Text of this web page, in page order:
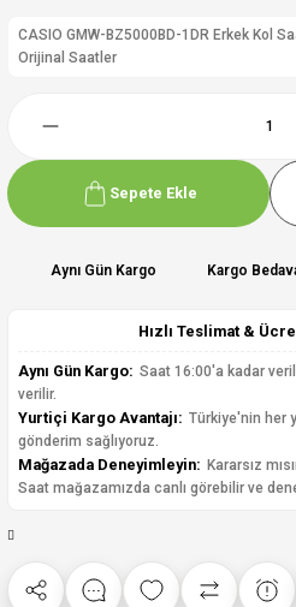
CASIO GMW-BZ5000BD-1DR Erkek Kol
Orijinal Saatler
Sepete Ekle
Aynı Gün Kargo Kargo
Hızlı Teslimat &
Aynı Gün Kargo: Saat 16:00'a kadar
verilir.
Yurtiçi Kargo Avantajı: Türkiye'nin her
gönderim sağlıyoruz.
Mağazada Deneyimleyin: Kararsız
Saat mağazamızda canlı görebilir ve